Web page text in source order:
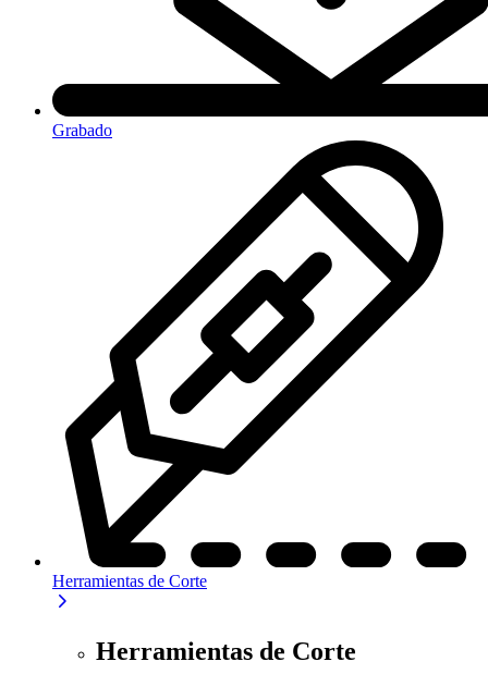
Grabado
Herramientas de Corte
Herramientas de Corte